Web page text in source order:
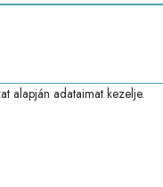
alapján adataimat kezelje.